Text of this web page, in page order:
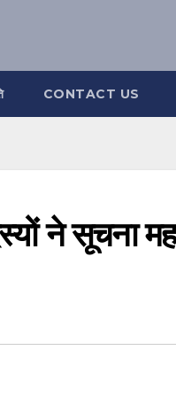
CONTACT US
ने सूचना